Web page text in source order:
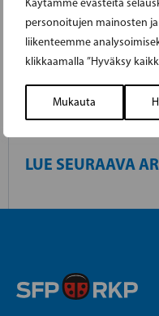
personoitujen mainosten
liikenteemme
klikkaamalla ”Hyväksy
Mukauta
SATSNINGAR PÅ
SKÄRGÅRD
Tågbanan
elektrifierad
LUE SEURAAVA